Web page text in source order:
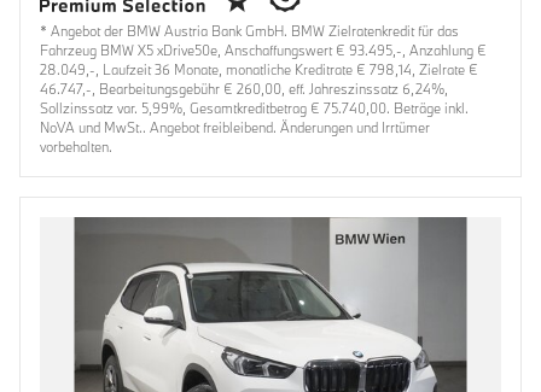
* Angebot der BMW Austria Bank GmbH. BMW Zielratenkredit für das
Fahrzeug BMW X5 xDrive50e, Anschaffungswert € 93.495,-, Anzahlung €
28.049,-, Laufzeit 36 Monate, monatliche Kreditrate € 798,14, Zielrate €
46.747,-, Bearbeitungsgebühr € 260,00, eff. Jahreszinssatz 6,24%,
Sollzinssatz var. 5,99%, Gesamtkreditbetrag € 75.740,00. Beträge inkl.
NoVA und MwSt.. Angebot freibleibend. Änderungen und Irrtümer
vorbehalten.